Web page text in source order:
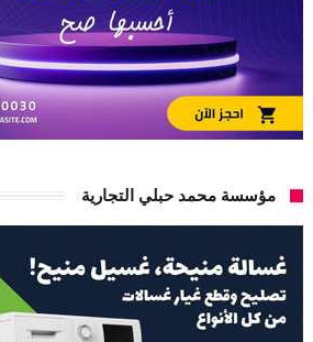
مؤسسة محمد حبلي التجارية